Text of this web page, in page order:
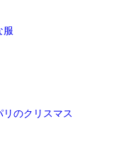
服
リのクリスマス